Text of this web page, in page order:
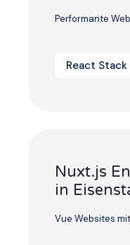
Performante
React Stack
Nuxt.js
in
Vue Websites